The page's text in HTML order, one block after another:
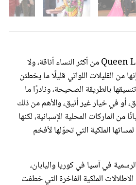
الأنيقة
جلد وقميص أبيض اعتمدته الملكة ليتيسيا
تيمبرلي لندن اختارته الملكة ليتيسيا
به الملكة ليتيسيا
Queen Letizia من أكثر النساء أناقة، ولا
من القليلات اللواتي قليلًا ما يخطئن
بالطريقة الصحيحة، ونادرًا ما
أو في خيار غير أنيق، والأهم من ذلك
من الماركات المحلية الإسبانية، لكنها
الملكية التي تحوّلها لأفخم
في آسيا في كوريا واليابان،
الملكية الفاخرة التي خطفت
مجلة سيدتي
غلاف رقمي